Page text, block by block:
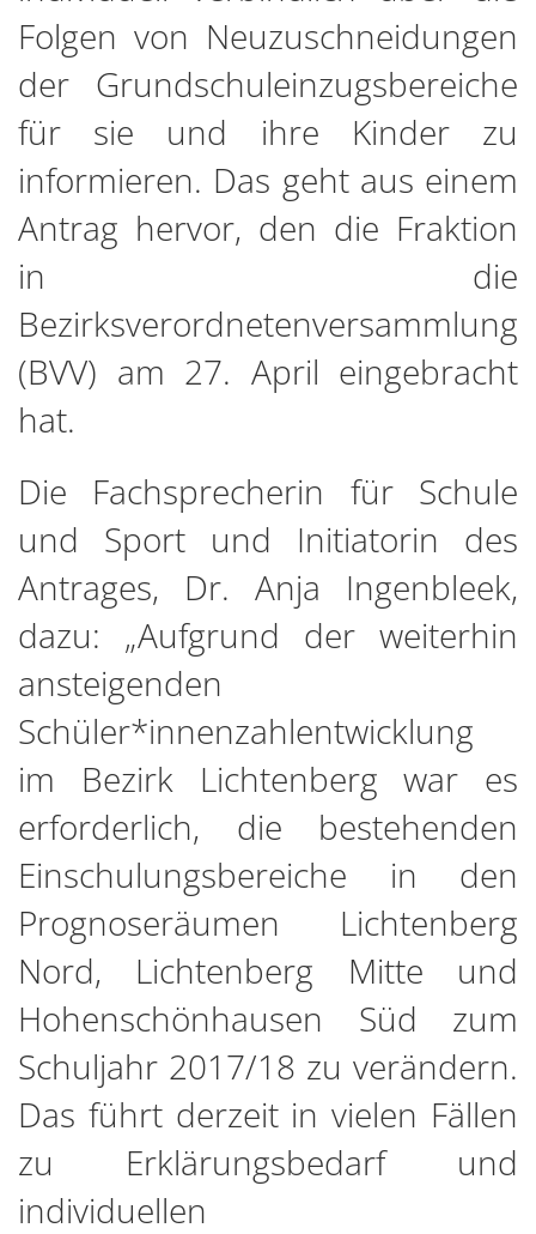
Folgen von Neuzuschneidungen
der Grundschuleinzugsbereiche
für sie und ihre Kinder zu
informieren. Das geht aus einem
Antrag hervor, den die Fraktion
in die
Bezirksverordnetenversammlung
(BVV) am 27. April eingebracht
hat.
Die Fachsprecherin für Schule
und Sport und Initiatorin des
Antrages, Dr. Anja Ingenbleek,
dazu: „Aufgrund der weiterhin
ansteigenden
Schüler*innenzahlentwicklung
im Bezirk Lichtenberg war es
erforderlich, die bestehenden
Einschulungsbereiche in den
Prognoseräumen Lichtenberg
Nord, Lichtenberg Mitte und
Hohenschönhausen Süd zum
Schuljahr 2017/18 zu verändern.
Das führt derzeit in vielen Fällen
zu Erklärungsbedarf und
individuellen